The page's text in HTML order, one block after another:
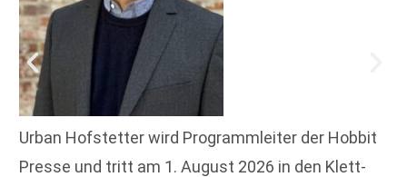
Urban Hofstetter wird Programmleiter der Hobbit
Presse und tritt am 1. August 2026 in den Klett-